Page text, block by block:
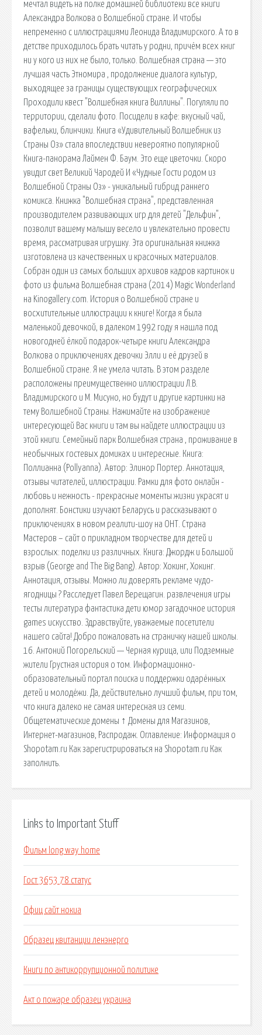
мечтал видеть на полке домашней библиотеки все книги
Александра Волкова о Волшебной стране. И чтобы
непременно с иллюстрациями Леонида Владимирского. А то в
детстве приходилось брать читать у родни, причём всех книг
ни у кого из них не было, только. Волшебная страна — это
лучшая часть Этномира , продолжение диалога культур,
выходящее за границы существующих географических
Проходили квест "Волшебная книга Виллины". Погуляли по
территории, сделали фото. Посидели в кафе: вкусный чай,
вафельки, блинчики. Книга «Удивительный Волшебник из
Cтраны Оз» стала впоследствии невероятно популярной
Книга-панорама Лаймен Ф. Баум. Это еще цветочки. Скоро
увидит свет Великий Чародей И «Чудные Гости родом из
Волшебной Страны Оз» - уникальный гибрид раннего
комикса. Книжка "Волшебная страна", представленная
производителем развивающих игр для детей "Дельфин",
позволит вашему малышу весело и увлекательно провести
время, рассматривая игрушку. Эта оригинальная книжка
изготовлена из качественных и красочных материалов.
Собран один из самых больших архивов кадров картинок и
фото из фильма Волшебная страна (2014) Magic Wonderland
на Kinogallery.com. История о Волшебной стране и
восхитительные иллюстрации к книге! Когда я была
маленькой девочкой, в далеком 1992 году я нашла под
новогодней ёлкой подарок-четыре книги Александра
Волкова о приключениях девочки Элли и её друзей в
Волшебной стране. Я не умела читать. В этом разделе
расположены преимущественно иллюстрации Л.В.
Владимирского и М. Мисуно, но будут и другие картинки на
тему Волшебной Страны. Нажимайте на изображение
интересующей Вас книги и там вы найдете иллюстрации из
этой книги. Семейный парк Волшебная страна , проживание в
необычных гостевых домиках и интересные. Книга:
Поллианна (Pollyanna). Автор: Элинор Портер. Аннотация,
отзывы читателей, иллюстрации. Рамки для фото онлайн -
любовь и нежность - прекрасные моменты жизни украсят и
дополнят. Бонстики изучают Беларусь и рассказывают о
приключениях в новом реалити-шоу на ОНТ. Страна
Мастеров – сайт о прикладном творчестве для детей и
взрослых: поделки из различных. Книга: Джордж и Большой
взрыв (George and The Big Bang). Автор: Хокинг, Хокинг.
Аннотация, отзывы. Можно ли доверять рекламе чудо-
ягодницы ? Расследует Павел Верещагин. развлечения игры
тесты литература фантастика дети юмор загадочное история
games искусство. Здравствуйте, уважаемые посетители
нашего сайта! Добро пожаловать на страничку нашей школы.
16. Антоний Погорельский — Черная курица, или Подземные
жители Грустная история о том. Информационно-
образовательный портал поиска и поддержки одарённых
детей и молодёжи. Да, действительно лучший фильм, при том,
что книга далеко не самая интересная из семи.
Общетематические домены ↑ Домены для Магазинов,
Интернет-магазинов, Распродаж. Оглавление: Информация о
Shopotam.ru Как зарегистрироваться на Shopotam.ru Как
заполнить.
Links to Important Stuff
Фильм long way home
Гост 3653 78 статус
Офиц сайт нокиа
Образец квитанции ленэнерго
Книги по антикоррупционной политике
Акт о пожаре образец украина